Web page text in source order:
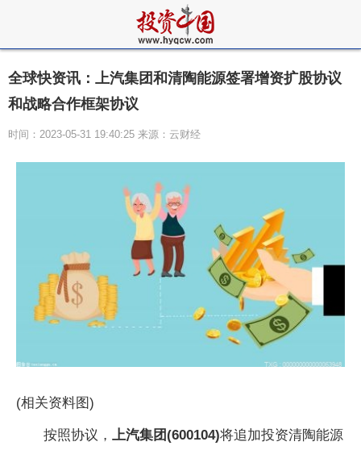
全球快资讯：上汽集团和清陶能源签署增资扩股协议
和战略合作框架协议
时间：2023-05-31 19:40:25 来源：云财经
(相关资料图)
按照协议， 上汽集团(600104)将追加投资清陶能源